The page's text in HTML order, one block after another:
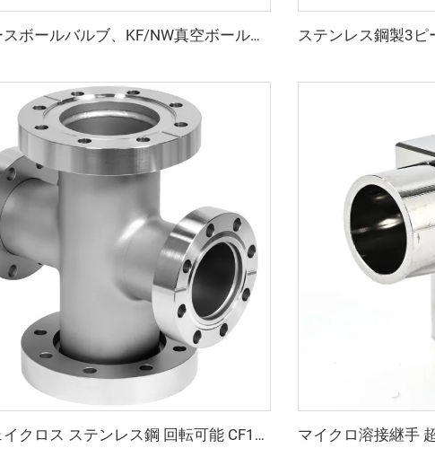
KF 3ピースボールバルブ、KF/NW真空ボールバルブ、SS304 SS316L、両側フランジ付き、KF16-KF50、半導体用マニュアル2ウェイストレート空気圧バルブ、NW16-NW50
CF 4ウェイクロス ステンレス鋼 回転可能 CF16-CF100 高真空用 回転／固定式 SS304 SS316L フランジ継手 通し穴付き 3/4"-4" 高品質クロス